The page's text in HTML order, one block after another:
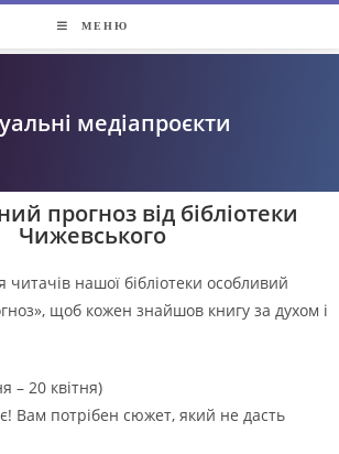
МЕНЮ
медіапроєкти
прогноз від бібліотеки
Чижевського
читачів нашої бібліотеки особливий
щоб кожен знайшов книгу за духом і
– 20 квітня)
Вам потрібен сюжет, який не дасть